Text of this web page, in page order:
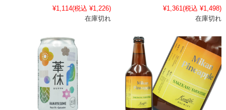
¥1,114(税込 ¥1,226)
在庫切れ
¥1,361(税込 ¥1,498)
在庫切れ